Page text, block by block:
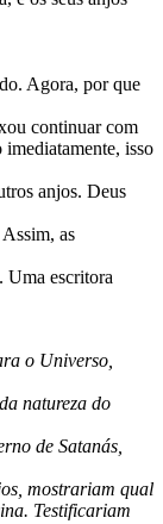
Agora, por que
continuar com
imediatamente, isso
anjos. Deus
as
Uma escritora
o Universo,
natureza do
de Satanás,
mostrariam qual
Testificariam